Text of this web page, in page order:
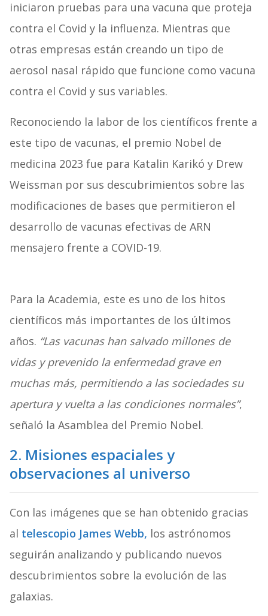
iniciaron pruebas para una vacuna que proteja
contra el Covid y la influenza. Mientras que
otras empresas están creando un tipo de
aerosol nasal rápido que funcione como vacuna
contra el Covid y sus variables.
Reconociendo la labor de los científicos frente a
este tipo de vacunas, el premio Nobel de
medicina 2023 fue para Katalin Karikó y Drew
Weissman por sus descubrimientos sobre las
modificaciones de bases que permitieron el
desarrollo de vacunas efectivas de ARN
mensajero frente a COVID-19.
Para la Academia, este es uno de los hitos
científicos más importantes de los últimos
años. “Las vacunas han salvado millones de
vidas y prevenido la enfermedad grave en
muchas más, permitiendo a las sociedades su
apertura y vuelta a las condiciones normales”,
señaló la Asamblea del Premio Nobel.
2. Misiones espaciales y
observaciones al universo
Con las imágenes que se han obtenido gracias
al telescopio James Webb, los astrónomos
seguirán analizando y publicando nuevos
descubrimientos sobre la evolución de las
galaxias.